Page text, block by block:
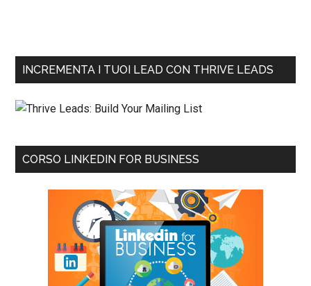
INCREMENTA I TUOI LEAD CON THRIVE LEADS
CORSO LINKEDIN FOR BUSINESS